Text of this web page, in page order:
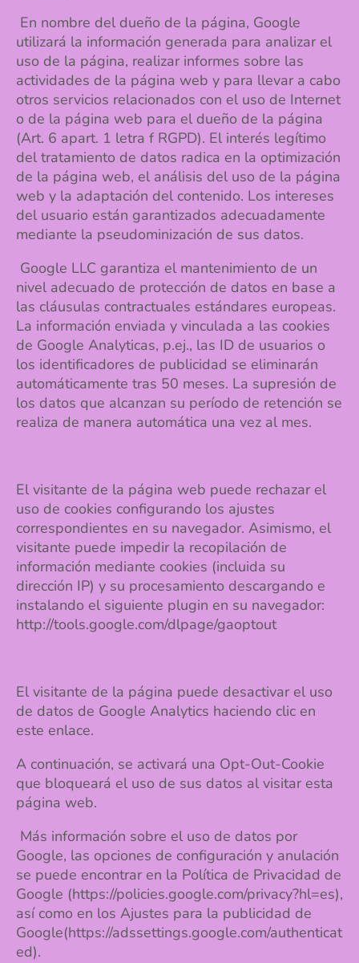
En nombre del dueño de la página, Google
utilizará la información generada para analizar el
uso de la página, realizar informes sobre las
actividades de la página web y para llevar a cabo
otros servicios relacionados con el uso de Internet
o de la página web para el dueño de la página
(Art. 6 apart. 1 letra f RGPD). El interés legítimo
del tratamiento de datos radica en la optimización
de la página web, el análisis del uso de la página
web y la adaptación del contenido. Los intereses
del usuario están garantizados adecuadamente
mediante la pseudominización de sus datos.
Google LLC garantiza el mantenimiento de un
nivel adecuado de protección de datos en base a
las cláusulas contractuales estándares europeas.
La información enviada y vinculada a las cookies
de Google Analyticas, p.ej., las ID de usuarios o
los identificadores de publicidad se eliminarán
automáticamente tras 50 meses. La supresión de
los datos que alcanzan su período de retención se
realiza de manera automática una vez al mes.
El visitante de la página web puede rechazar el
uso de cookies configurando los ajustes
correspondientes en su navegador. Asimismo, el
visitante puede impedir la recopilación de
información mediante cookies (incluida su
dirección IP) y su procesamiento descargando e
instalando el siguiente plugin en su navegador:
http://tools.google.com/dlpage/gaoptout
El visitante de la página puede desactivar el uso
de datos de Google Analytics haciendo clic en
este enlace.
A continuación, se activará una Opt-Out-Cookie
que bloqueará el uso de sus datos al visitar esta
página web.
Más información sobre el uso de datos por
Google, las opciones de configuración y anulación
se puede encontrar en la Política de Privacidad de
Google (https://policies.google.com/privacy?hl=es),
así como en los Ajustes para la publicidad de
Google(https://adssettings.google.com/authenticat
ed).